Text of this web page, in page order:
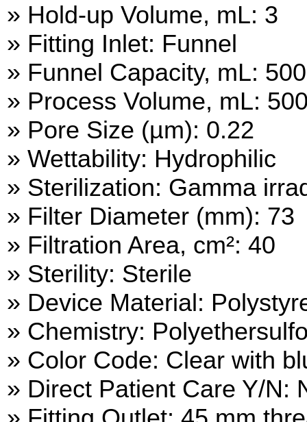
» Hold-up Volume, mL: 3
» Fitting Inlet: Funnel
» Funnel Capacity, mL: 500
» Process Volume, mL:
» Pore Size (µm): 0.22
» Wettability: Hydrophilic
» Sterilization: Gamma
» Filter Diameter (mm): 73
» Filtration Area, cm²: 40
» Sterility: Sterile
» Device Material:
» Chemistry:
» Color Code: Clear with
» Direct Patient Care Y/N: